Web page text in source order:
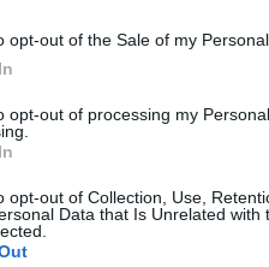
opt-out of the Sale of my Personal
opt-out of processing my
opt-out of Collection, Use,
Data that Is Unrelated with
περιπέτεια στην
συνδεδεμένη με
Project θα
δεν μένουν ακίνητα
με νέες